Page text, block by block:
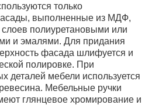
только
выполненные из МДФ,
полиуретановыми или
и эмалями. Для придания
фасада шлифуется и
полировке. При
деталей мебели используется
Мебельные ручки
глянцевое хромирование и